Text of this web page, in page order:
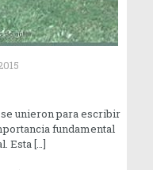
unieron para escribir
fundamental
Esta[…]